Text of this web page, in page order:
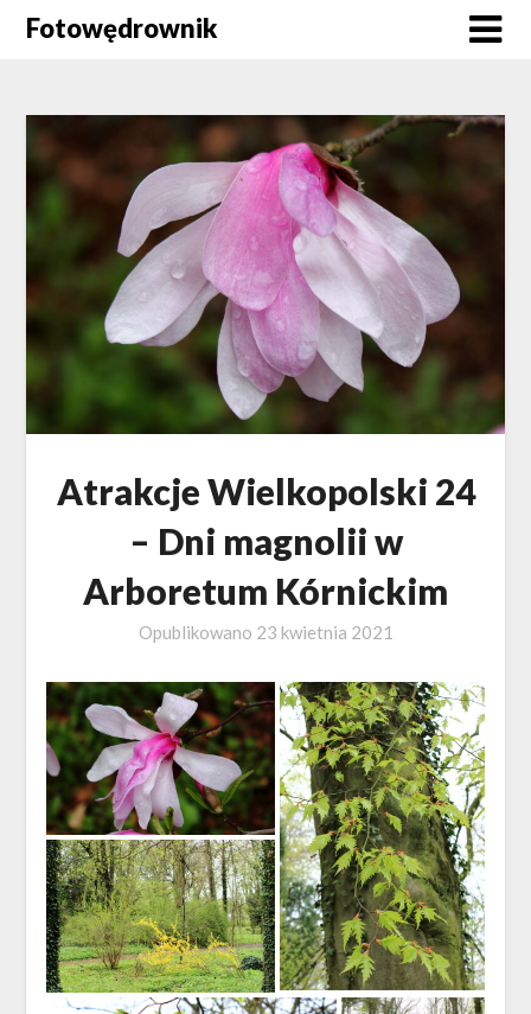
SkipFotowędrownik
Atrakcje Wielkopolski 24
– Dni magnolii w
Arboretum Kórnickim
Opublikowano 23 kwietnia 2021